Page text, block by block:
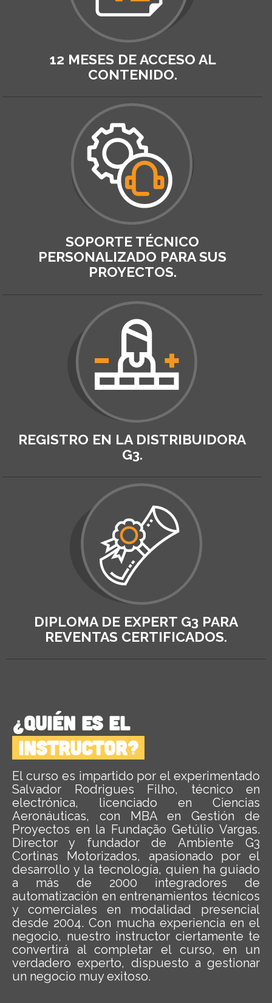
12 MESES DE ACCESO AL
CONTENIDO.
SOPORTE TÉCNICO
PERSONALIZADO PARA SUS
PROYECTOS.
REGISTRO EN LA DISTRIBUIDORA
G3.
DIPLOMA DE EXPERT G3 PARA
REVENTAS CERTIFICADOS.
¿Quién es el
instructor?
El curso es impartido por el experimentado
Salvador Rodrigues Filho, técnico en
electrónica, licenciado en Ciencias
Aeronáuticas, con MBA en Gestión de
Proyectos en la Fundação Getúlio Vargas.
Director y fundador de Ambiente G3
Cortinas Motorizados, apasionado por el
desarrollo y la tecnología, quien ha guiado
a más de 2000 integradores de
automatización en entrenamientos técnicos
y comerciales en modalidad presencial
desde 2004. Con mucha experiencia en el
negocio, nuestro instructor ciertamente te
convertirá al completar el curso, en un
verdadero experto, dispuesto a gestionar
un negocio muy exitoso.